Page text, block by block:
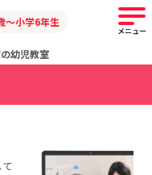
幼児教室
～小学6年生
メニュー